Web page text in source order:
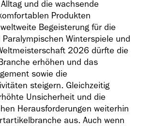
und die wachsende
Produkten
Begeisterung für die
Winterspiele und
2026 dürfte die
erhöhen und das
sowie die
steigern. Gleichzeitig
Unsicherheit und die
Herausforderungen weiterhin
aus. Auch wenn